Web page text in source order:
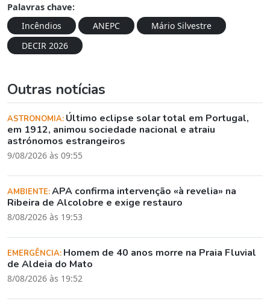
Palavras chave:
Incêndios
ANEPC
Mário Silvestre
DECIR 2026
Outras notícias
ASTRONOMIA: Último eclipse solar total em Portugal,
em 1912, animou sociedade nacional e atraiu
astrónomos estrangeiros
9/08/2026 às 09:55
AMBIENTE:APA confirma intervenção «à revelia» na
Ribeira de Alcolobre e exige restauro
8/08/2026 às 19:53
EMERGÊNCIA: Homem de 40 anos morre na Praia Fluvial
de Aldeia do Mato
8/08/2026 às 19:52